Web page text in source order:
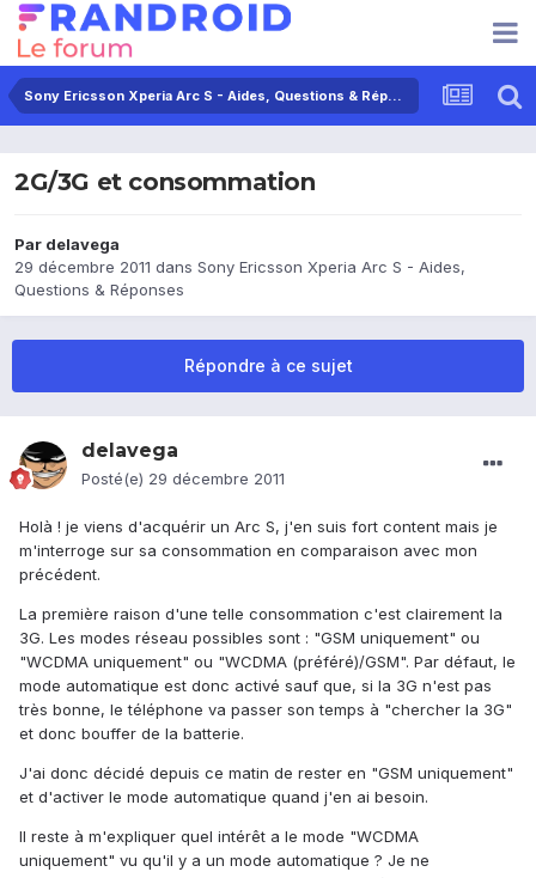
Sony Ericsson Xperia Arc S - Aides, Questions & Réponses
2G/3G et consommation
Par delavega
29 décembre 2011 dans Sony Ericsson Xperia Arc S - Aides,
Questions & Réponses
Répondre à ce sujet
delavega
Posté(e) 29 décembre 2011
Holà ! je viens d'acquérir un Arc S, j'en suis fort content mais je
m'interroge sur sa consommation en comparaison avec mon
précédent.
La première raison d'une telle consommation c'est clairement la
3G. Les modes réseau possibles sont : "GSM uniquement" ou
"WCDMA uniquement" ou "WCDMA (préféré)/GSM". Par défaut, le
mode automatique est donc activé sauf que, si la 3G n'est pas
très bonne, le téléphone va passer son temps à "chercher la 3G"
et donc bouffer de la batterie.
J'ai donc décidé depuis ce matin de rester en "GSM uniquement"
et d'activer le mode automatique quand j'en ai besoin.
Il reste à m'expliquer quel intérêt a le mode "WCDMA
uniquement" vu qu'il y a un mode automatique ? Je ne